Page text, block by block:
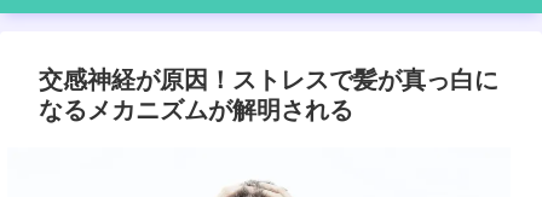
交感神経が原因！ストレスで髪が真っ白に
なるメカニズムが解明される